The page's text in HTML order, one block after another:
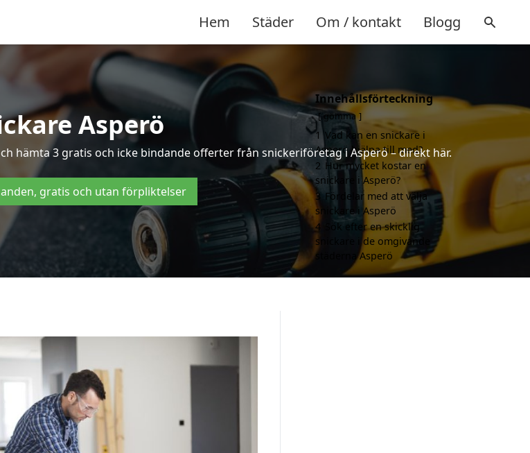
Hem Städer Om / kontakt Blogg
Asperö
hämta 3 gratis och icke bindande offerter från snickeriföretag i Asperö – direkt här.
gratis och utan förpliktelser
Innehållsförteckning
gömma
1 Vad kan en snickare i
Asperö hjälpa till med?
2 Hur mycket kostar en
snickare i Asperö?
3 Fördelar med att välja
snickare i Asperö
4
Sök efter en skicklig
snickare i de omgivande
städerna Asperö